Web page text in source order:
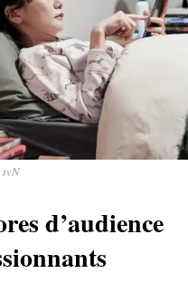
tvN
d’audience